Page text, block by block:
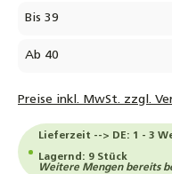
Bis 39
Ab 40
Preise inkl. MwSt. zzgl.
Lieferzeit --> DE: 1 - 3
Lagernd: 9 Stück
Weitere Mengen bereits